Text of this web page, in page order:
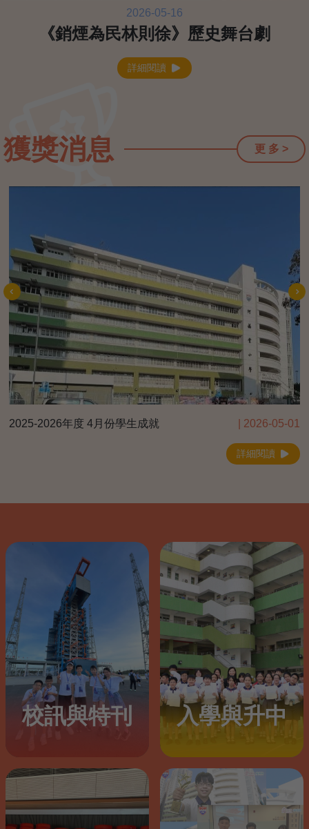
2026-05-15
校內親子繩網活動
詳細閱讀
獲獎消息 更 多 >
2025-2026年度 4月份學生成就 | 2026-05-01
詳細閱讀
校訊與特刊 入學與升中